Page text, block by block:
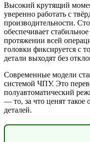
Высокий крутящий
уверенно работать с
производительности.
обеспечивает
протяжении всей
головки фиксируется с
детали выходят без
Современные модели
системой ЧПУ. Это
полуавтоматический
— то, за что ценят такое
деталей.